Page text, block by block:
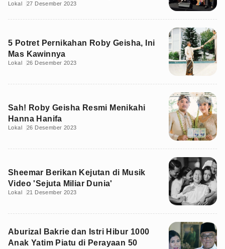
Lokal 27 Desember 2023
5 Potret Pernikahan Roby Geisha, Ini
Mas Kawinnya
Lokal 26 Desember 2023
Sah! Roby Geisha Resmi Menikahi
Hanna Hanifa
Lokal 26 Desember 2023
Sheemar Berikan Kejutan di Musik
Video 'Sejuta Miliar Dunia'
Lokal 21 Desember 2023
Aburizal Bakrie dan Istri Hibur 1000
Anak Yatim Piatu di Perayaan 50